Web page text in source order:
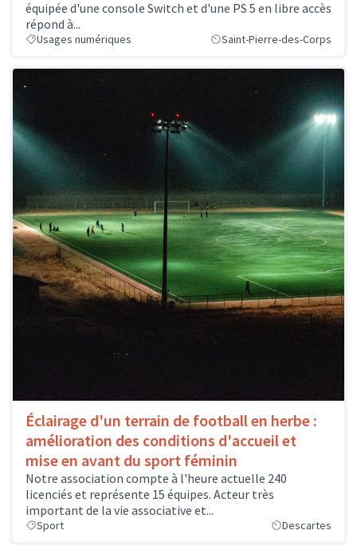
équipée d'une console Switch et d'une PS 5 en libre accès
répond à...
Usages numériques Saint-Pierre-des-Corps
Éclairage d'un terrain de football en herbe :
amélioration des conditions d'accueil et
mise en avant du sport féminin
Notre association compte à l'heure actuelle 240
licenciés et représente 15 équipes. Acteur très
important de la vie associative et...
Sport Descartes